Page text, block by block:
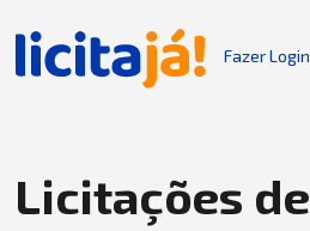
Fazer Login
Licitações de